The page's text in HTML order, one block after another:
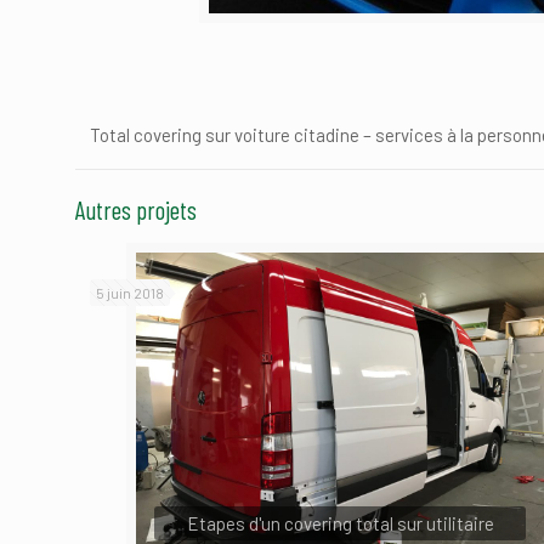
Total covering sur voiture citadine – services à la
Autres projets
Etapes d'un covering total sur utilitaire
5 juin 2018